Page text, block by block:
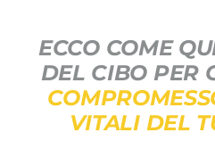
ECCO COME
DEL CIBO PER
VITALI DEL